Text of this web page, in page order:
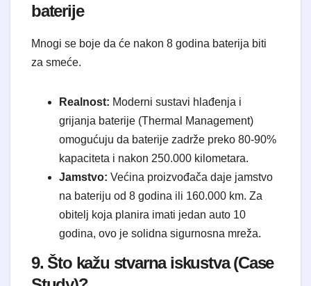
baterije
Mnogi se boje da će nakon 8 godina baterija biti
za smeće.
Realnost: Moderni sustavi hlađenja i
grijanja baterije (Thermal Management)
omogućuju da baterije zadrže preko 80-90%
kapaciteta i nakon 250.000 kilometara.
Jamstvo: Većina proizvođača daje jamstvo
na bateriju od 8 godina ili 160.000 km. Za
obitelj koja planira imati jedan auto 10
godina, ovo je solidna sigurnosna mreža.
9. Što kažu stvarna iskustva (Case